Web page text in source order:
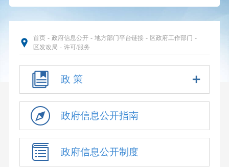
首页 - 政府信息公开 - 地方部门平台链接 - 区政府工作部门 -
区发改局 - 许可/服务
政 策
政府信息公开指南
政府信息公开制度